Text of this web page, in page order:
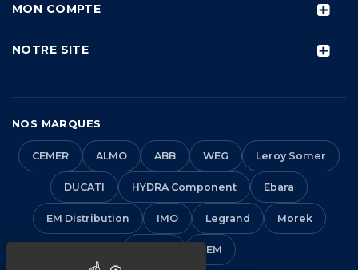
MON COMPTE
NOTRE SITE
NOS MARQUES
CEMER ALMO ABB WEG Leroy Somer
DUCATI HYDRA Component Ebara
EM Distribution IMO Legrand Morek
VEM